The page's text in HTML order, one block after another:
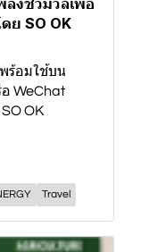
ลิงชีวมวลเพื่อ
ย SO OK
ร้อมใช้บน
WeChat
OK
Travel